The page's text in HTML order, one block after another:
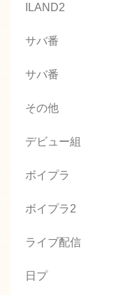
ILAND2
サバ番
サバ番
その他
デビュー組
ボイプラ
ボイプラ2
ライブ配信
日プ